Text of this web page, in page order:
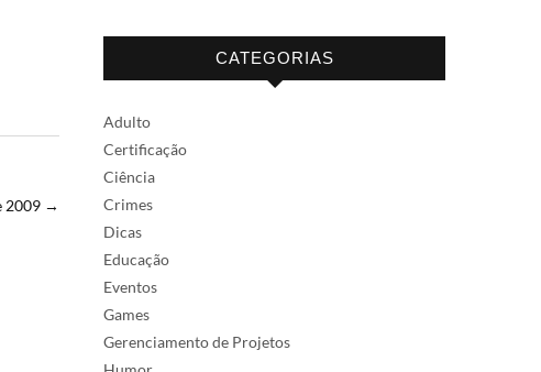
2009 →
CATEGORIAS
Adulto
Certificação
Ciência
Crimes
Dicas
Educação
Eventos
Games
Gerenciamento de Projetos